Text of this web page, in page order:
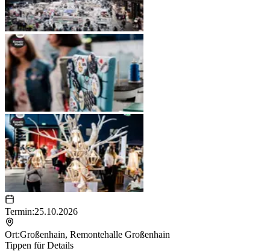
Termin:25.10.2026
Ort:Großenhain, Remontehalle Großenhain
Tippen für Details